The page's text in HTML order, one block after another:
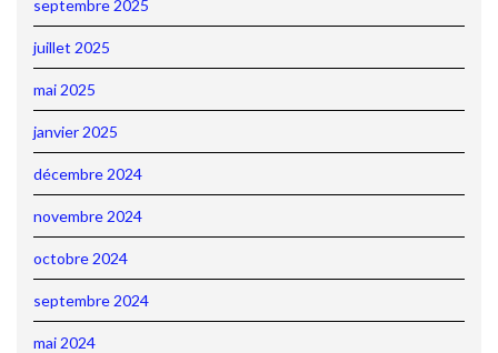
septembre 2025
juillet 2025
mai 2025
janvier 2025
décembre 2024
novembre 2024
octobre 2024
septembre 2024
mai 2024